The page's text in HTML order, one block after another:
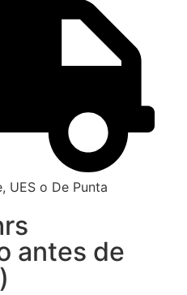
UES o De Punta
antes de